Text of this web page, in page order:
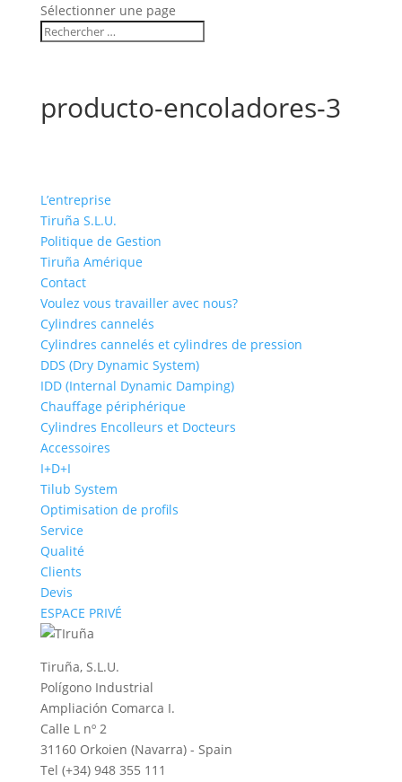
Sélectionner une page
producto-encoladores-3
L’entreprise
Tiruña S.L.U.
Politique de Gestion
Tiruña Amérique
Contact
Voulez vous travailler avec nous?
Cylindres cannelés
Cylindres cannelés et cylindres de pression
DDS (Dry Dynamic System)
IDD (Internal Dynamic Damping)
Chauffage périphérique
Cylindres Encolleurs et Docteurs
Accessoires
I+D+I
Tilub System
Optimisation de profils
Service
Qualité
Clients
Devis
ESPACE PRIVÉ
Tiruña, S.L.U.
Polígono Industrial
Ampliación Comarca I.
Calle L nº 2
31160 Orkoien (Navarra) - Spain
Tel (+34) 948 355 111